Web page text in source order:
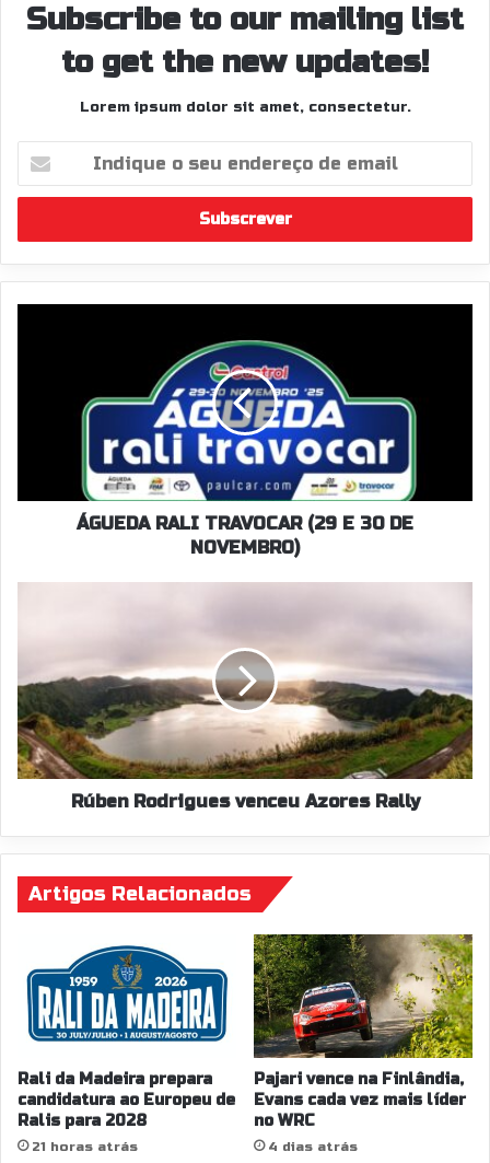
Subscribe to our mailing list
to get the new updates!
Lorem ipsum dolor sit amet, consectetur.
seu
de
email
NOVEMBRO)
ÁGUEDA RALI TRAVOCAR (29 E 30 DE
NOVEMBRO)
Rally
Rúben Rodrigues venceu Azores Rally
Artigos Relacionados
Rali da Madeira prepara
candidatura ao Europeu de
Ralis para 2028
21 horas atrás
Pajari vence na Finlândia,
Evans cada vez mais líder
no WRC
4 dias atrás